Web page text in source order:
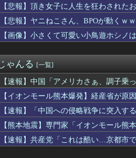
話題と全く関係ないどうでもいいこ
話だ、手伝え」偏頭痛の彼女を胸に
スンボム、会社車でバス専用車線を
「100回以上聴いたJ-POP、この5曲」
ビドゥンガンダム「ビーム弾きます、
ナ、生放送で高校時代の制服を着て
レになってしまった...... 」
回戦】巨人が7回表に逆転！代打・
宣車が電柱に衝突「居眠りをしてし
W杯は?」韓国サッカーに衝撃的不祥
す！ってする時、アヘ顔ダブルピース
が大赤字、史上初のマイナスキャッ
【悲報】頂き女子に人生を狂わされた
【悲報】ヤニねこさん、BPOが動くｗ
【画像】小さくて可愛い小鳥遊ホシノ
ゃんる [一覧]
【速報】中国「アメリカさぁ、調子乗
【イオンモール熊本爆発】経産省が
に・・・【PICKUP】
【速報】「中国への侵略戦争に突入す
【熊本地震】専門家「イオンモール熊
【速報】共産党「これは酷い…京都市